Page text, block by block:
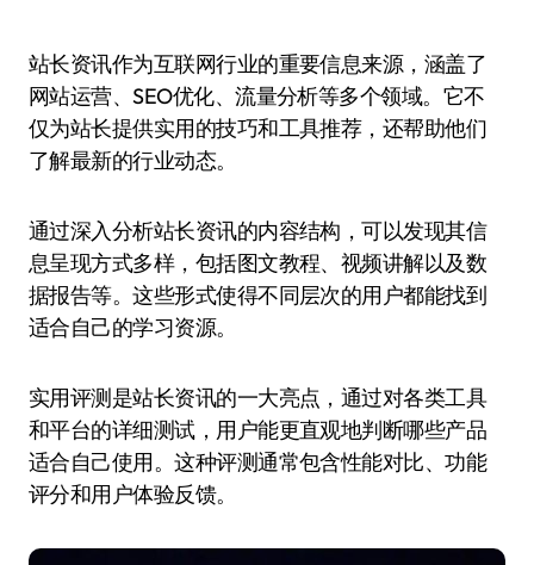
站长资讯作为互联网行业的重要信息来源，涵盖了
网站运营、SEO优化、流量分析等多个领域。它不
仅为站长提供实用的技巧和工具推荐，还帮助他们
了解最新的行业动态。
通过深入分析站长资讯的内容结构，可以发现其信
息呈现方式多样，包括图文教程、视频讲解以及数
据报告等。这些形式使得不同层次的用户都能找到
适合自己的学习资源。
实用评测是站长资讯的一大亮点，通过对各类工具
和平台的详细测试，用户能更直观地判断哪些产品
适合自己使用。这种评测通常包含性能对比、功能
评分和用户体验反馈。